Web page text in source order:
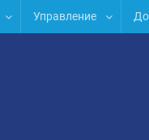
Управление